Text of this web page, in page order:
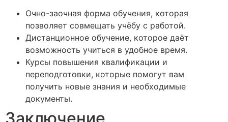
Очно-заочная форма обучения, которая
позволяет совмещать учёбу с работой.
Дистанционное обучение, которое даёт
возможность учиться в удобное время.
Курсы повышения квалификации и
переподготовки, которые помогут вам
получить новые знания и необходимые
документы.